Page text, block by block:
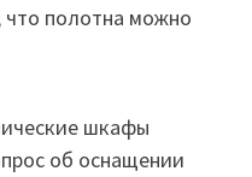
что полотна можно
шкафы
об оснащении